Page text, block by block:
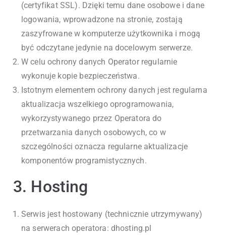
(certyfikat SSL). Dzięki temu dane osobowe i dane
logowania, wprowadzone na stronie, zostają
zaszyfrowane w komputerze użytkownika i mogą
być odczytane jedynie na docelowym serwerze.
W celu ochrony danych Operator regularnie
wykonuje kopie bezpieczeństwa.
Istotnym elementem ochrony danych jest regularna
aktualizacja wszelkiego oprogramowania,
wykorzystywanego przez Operatora do
przetwarzania danych osobowych, co w
szczególności oznacza regularne aktualizacje
komponentów programistycznych.
3. Hosting
Serwis jest hostowany (technicznie utrzymywany)
na serwerach operatora: dhosting.pl